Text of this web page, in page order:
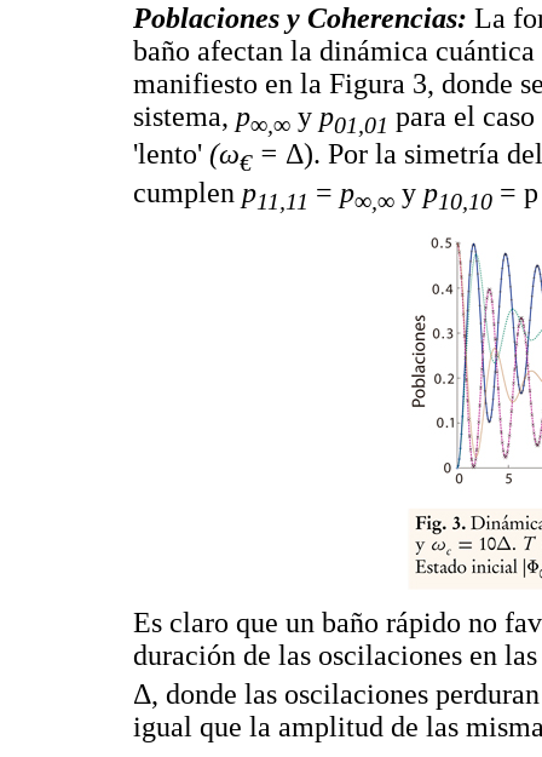
Poblaciones y Coherencias: La
baño afectan la dinámica
manifiesto en la Figura 3, donde
sistema, p∞,∞ y p01,01 para el
'lento' (ω€ = Δ). Por la simetría
cumplen p11,11 = p∞,∞ y p10,10 =
Es claro que un baño rápido no
duración de las oscilaciones en
Δ, donde las oscilaciones
igual que la amplitud de las